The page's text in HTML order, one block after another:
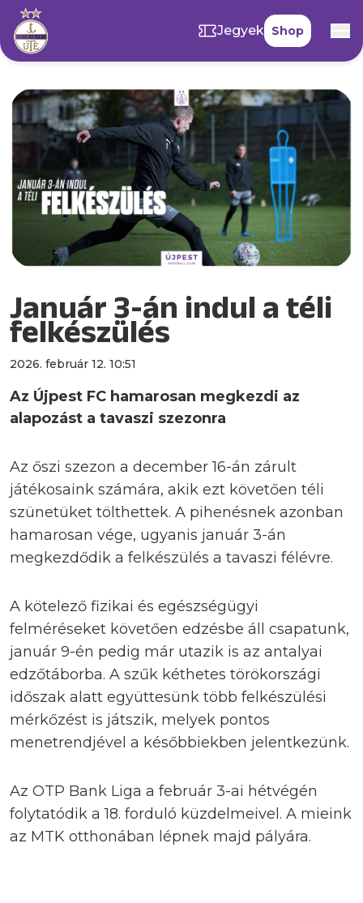
Jegyek Shop
Január 3-án indul a téli
felkészülés
2026. február 12. 10:51
Az Újpest FC hamarosan megkezdi az
alapozást a tavaszi szezonra
Az őszi szezon a december 16-án zárult
játékosaink számára, akik ezt követően téli
szünetüket tölthettek. A pihenésnek azonban
hamarosan vége, ugyanis január 3-án
megkezdődik a felkészülés a tavaszi félévre.
A kötelező fizikai és egészségügyi
felméréseket követően edzésbe áll csapatunk,
január 9-én pedig már utazik is az antalyai
edzőtáborba. A szűk kéthetes törökországi
időszak alatt együttesünk több felkészülési
mérkőzést is játszik, melyek pontos
menetrendjével a későbbiekben jelentkezünk.
Az OTP Bank Liga a február 3-ai hétvégén
folytatódik a 18. forduló küzdelmeivel. A mieink
az MTK otthonában lépnek majd pályára.